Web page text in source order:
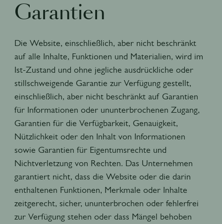
Garantien
Die Website, einschließlich, aber nicht beschränkt
auf alle Inhalte, Funktionen und Materialien, wird im
Ist-Zustand und ohne jegliche ausdrückliche oder
stillschweigende Garantie zur Verfügung gestellt,
einschließlich, aber nicht beschränkt auf Garantien
für Informationen oder ununterbrochenen Zugang,
Garantien für die Verfügbarkeit, Genauigkeit,
Nützlichkeit oder den Inhalt von Informationen
sowie Garantien für Eigentumsrechte und
Nichtverletzung von Rechten. Das Unternehmen
garantiert nicht, dass die Website oder die darin
enthaltenen Funktionen, Merkmale oder Inhalte
zeitgerecht, sicher, ununterbrochen oder fehlerfrei
zur Verfügung stehen oder dass Mängel behoben